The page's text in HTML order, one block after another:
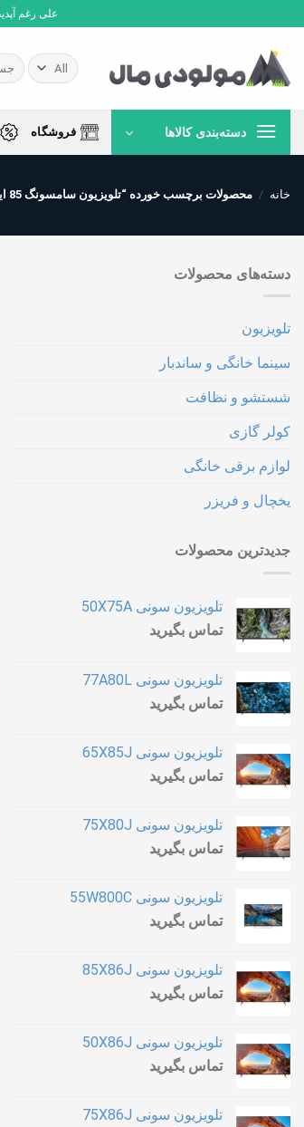
to
content
علی رغم
جستجو
برای:
دسته‌بندی کالاها فروشگاه
خانه / محصولات برچسب خورده “تلویزیون سامسونگ 85 اینچ”
دسته‌های محصولات
تلویزیون
سینما خانگی و ساندبار
شستشو و نظافت
کولر گازی
لوازم برقی خانگی
یخچال و فریزر
جدیدترین محصولات
تلویزیون سونی 50X75A
تماس بگیرید
تلویزیون سونی 77A80L
تماس بگیرید
تلویزیون سونی 65X85J
تماس بگیرید
تلویزیون سونی 75X80J
تماس بگیرید
تلویزیون سونی 55W800C
تماس بگیرید
تلویزیون سونی 85X86J
تماس بگیرید
تلویزیون سونی 50X86J
تماس بگیرید
تلویزیون سونی 75X86J